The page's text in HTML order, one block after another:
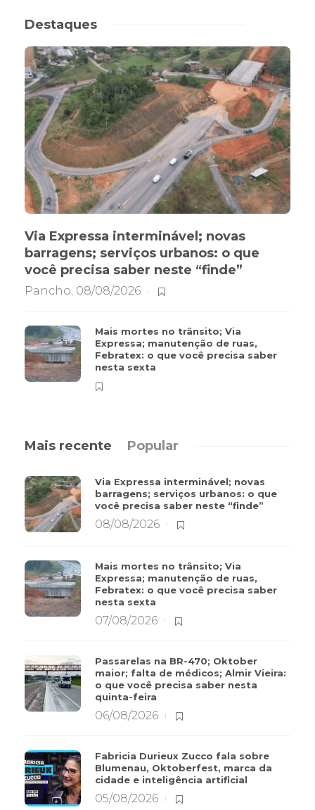
Destaques
Via Expressa interminável; novas
barragens; serviços urbanos: o que
você precisa saber neste “finde”
Pancho, 08/08/2026
Mais mortes no trânsito; Via
Expressa; manutenção de ruas,
Febratex: o que você precisa saber
nesta sexta
Mais recente Popular
Via Expressa interminável; novas
barragens; serviços urbanos: o que
você precisa saber neste “finde”
08/08/2026
Mais mortes no trânsito; Via
Expressa; manutenção de ruas,
Febratex: o que você precisa saber
nesta sexta
07/08/2026
Passarelas na BR-470; Oktober
maior; falta de médicos; Almir Vieira:
o que você precisa saber nesta
quinta-feira
06/08/2026
Fabricia Durieux Zucco fala sobre
Blumenau, Oktoberfest, marca da
cidade e inteligência artificial
05/08/2026